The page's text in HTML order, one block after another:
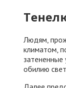
Людям,
климатом,
затененные
обилию